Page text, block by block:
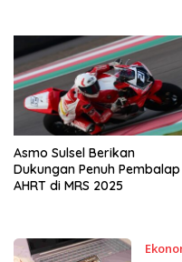
Asmo Sulsel Berikan
Dukungan Penuh Pembalap
AHRT di MRS 2025